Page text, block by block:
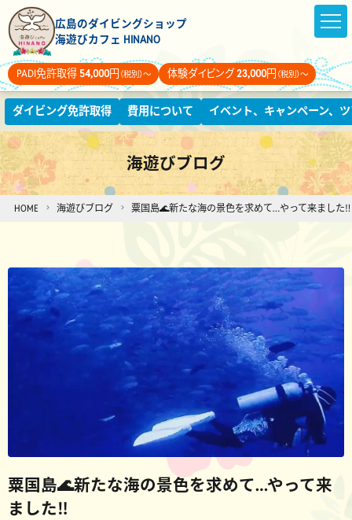
広島のダイビングショップ
海遊びカフェ HINANO
PADI免許取得54,000円 （税別）～ 体験ダイビング23,000円 （税別）～
ダイビング免許取得 費用について イベント、キャンペーン、
海遊びブログ
HOME 海遊びブログ 粟国島🌊新たな海の景色を求めて…やって来ました‼️
粟国島🌊新たな海の景色を求めて…やって来
ました‼️